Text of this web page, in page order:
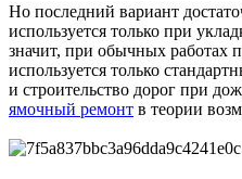
Но последний вариант
используется только при
значит, при обычных работах
используется только
и строительство дорог при
ямочный ремонт в теории